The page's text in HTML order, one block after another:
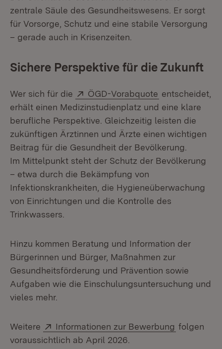
zentrale Säule des Gesundheitswesens. Er sorgt
für Vorsorge, Schutz und eine stabile Versorgung
– gerade auch in Krisenzeiten.
Sichere Perspektive für die Zukunft
Wer sich für die Extern:
ÖGD-Vorabquote (Öffnet in
entscheidet,
erhält einen Medizinstudienplatz und eine klare
berufliche Perspektive. Gleichzeitig leisten die
zukünftigen Ärztinnen und Ärzte einen wichtigen
Beitrag für die Gesundheit der Bevölkerung.
Im Mittelpunkt steht der Schutz der Bevölkerung
– etwa durch die Bekämpfung von
Infektionskrankheiten, die Hygieneüberwachung
von Einrichtungen und die Kontrolle des
Trinkwassers.
Hinzu kommen Beratung und Information der
Bürgerinnen und Bürger, Maßnahmen zur
Gesundheitsförderung und Prävention sowie
Aufgaben wie die Einschulungsuntersuchung und
vieles mehr.
Weitere Extern:
Informationen zur Bewerbung (Öffnet in
folgen
voraussichtlich ab April 2026.